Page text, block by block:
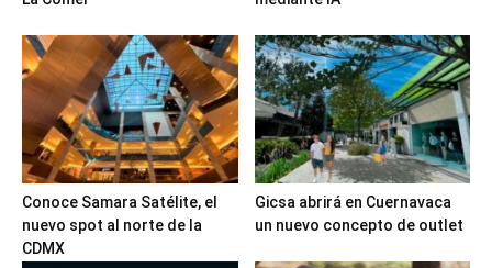
Conoce Samara Satélite, el
nuevo spot al norte de la
CDMX
Gicsa abrirá en Cuernavaca
un nuevo concepto de outlet